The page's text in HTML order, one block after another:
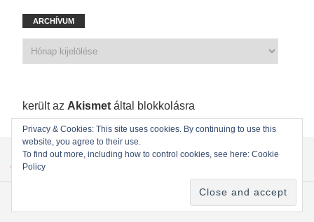
ARCHÍVUM
került az Akismet által blokkolásra
KEZDŐLAP
ÖNKORMÁNYZATI KÉPVISELŐINK
ÖNKORMÁNYZAT
. Powered by WordPress
Privacy & Cookies: This site uses cookies. By continuing to use this
website, you agree to their use.
To find out more, including how to control cookies, see here: Cookie
Policy